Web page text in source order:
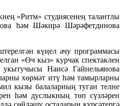
«Ритм» студиясенең талантлы
һәм Шәкирә Шәрәфетдинова
күңел ачу программасы
«Өч кыз» курчак спектаклен
Наисә Гайнельянова
хөрмәт итү һәм тамырларны
кызы балаларның туган телне
һәм дуслыкның төп сүзләрен